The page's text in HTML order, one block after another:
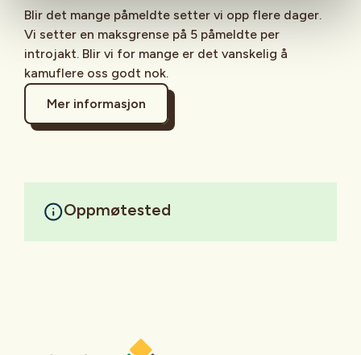
Blir det mange påmeldte setter vi opp flere dager.
Vi setter en maksgrense på 5 påmeldte per
introjakt. Blir vi for mange er det vanskelig å
kamuflere oss godt nok.
Mer informasjon
Oppmøtested